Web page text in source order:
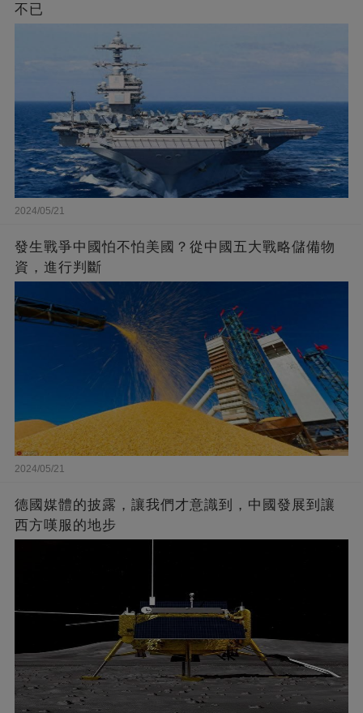
不已
2024/05/21
發生戰爭中國怕不怕美國？從中國五大戰略儲備物
資，進行判斷
2024/05/21
德國媒體的披露，讓我們才意識到，中國發展到讓
西方嘆服的地步